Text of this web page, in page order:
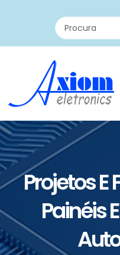
Projetos E
Painéis